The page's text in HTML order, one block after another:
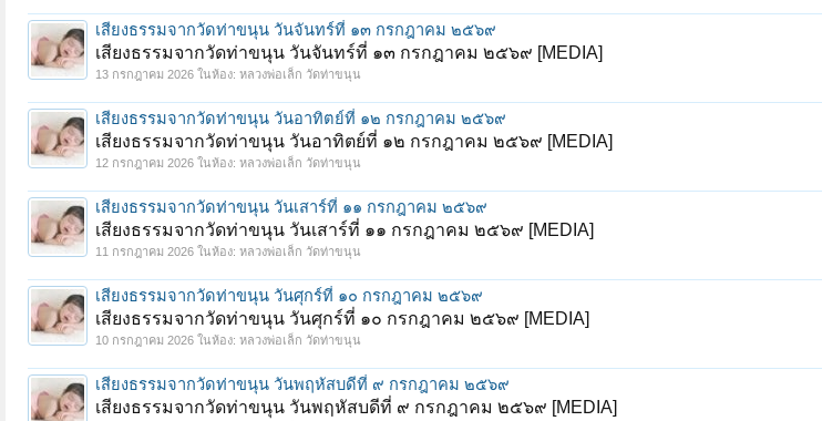
เสียงธรรมจากวัดท่าขนุน วันจันทร์ที่ ๑๓ กรกฎาคม ๒๕๖๙
เสียงธรรมจากวัดท่าขนุน วันจันทร์ที่ ๑๓ กรกฎาคม ๒๕๖๙ [MEDIA]
13 กรกฎาคม 2026 ในห้อง: หลวงพ่อเล็ก วัดท่าขนุน
เสียงธรรมจากวัดท่าขนุน วันอาทิตย์ที่ ๑๒ กรกฎาคม ๒๕๖๙
เสียงธรรมจากวัดท่าขนุน วันอาทิตย์ที่ ๑๒ กรกฎาคม ๒๕๖๙ [MEDIA]
12 กรกฎาคม 2026 ในห้อง: หลวงพ่อเล็ก วัดท่าขนุน
เสียงธรรมจากวัดท่าขนุน วันเสาร์ที่ ๑๑ กรกฎาคม ๒๕๖๙
เสียงธรรมจากวัดท่าขนุน วันเสาร์ที่ ๑๑ กรกฎาคม ๒๕๖๙ [MEDIA]
11 กรกฎาคม 2026 ในห้อง: หลวงพ่อเล็ก วัดท่าขนุน
เสียงธรรมจากวัดท่าขนุน วันศุกร์ที่ ๑๐ กรกฎาคม ๒๕๖๙
เสียงธรรมจากวัดท่าขนุน วันศุกร์ที่ ๑๐ กรกฎาคม ๒๕๖๙ [MEDIA]
10 กรกฎาคม 2026 ในห้อง: หลวงพ่อเล็ก วัดท่าขนุน
เสียงธรรมจากวัดท่าขนุน วันพฤหัสบดีที่ ๙ กรกฎาคม ๒๕๖๙
เสียงธรรมจากวัดท่าขนุน วันพฤหัสบดีที่ ๙ กรกฎาคม ๒๕๖๙ [MEDIA]